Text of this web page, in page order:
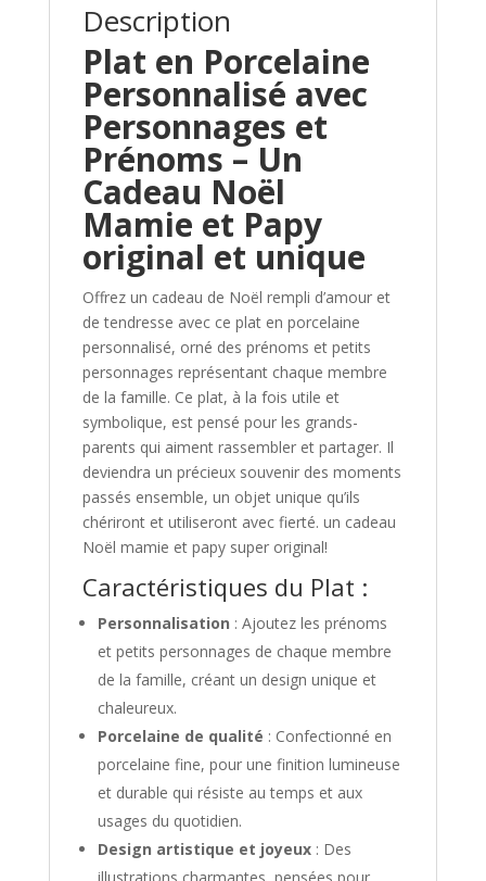
Description
Plat en Porcelaine
Personnalisé avec
Personnages et
Prénoms – Un
Cadeau Noël
Mamie et Papy
original et unique
Offrez un cadeau de Noël rempli d’amour et
de tendresse avec ce plat en porcelaine
personnalisé, orné des prénoms et petits
personnages représentant chaque membre
de la famille. Ce plat, à la fois utile et
symbolique, est pensé pour les grands-
parents qui aiment rassembler et partager. Il
deviendra un précieux souvenir des moments
passés ensemble, un objet unique qu’ils
chériront et utiliseront avec fierté. un cadeau
Noël mamie et papy super original!
Caractéristiques du Plat :
Personnalisation : Ajoutez les prénoms
et petits personnages de chaque membre
de la famille, créant un design unique et
chaleureux.
Porcelaine de qualité : Confectionné en
porcelaine fine, pour une finition lumineuse
et durable qui résiste au temps et aux
usages du quotidien.
Design artistique et joyeux: Des